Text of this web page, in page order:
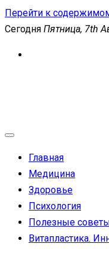
Перейти к
Сегодня Пятница, 7th
Главная
Медицина
Здоровье
Психология
Полезные
Витапластика.